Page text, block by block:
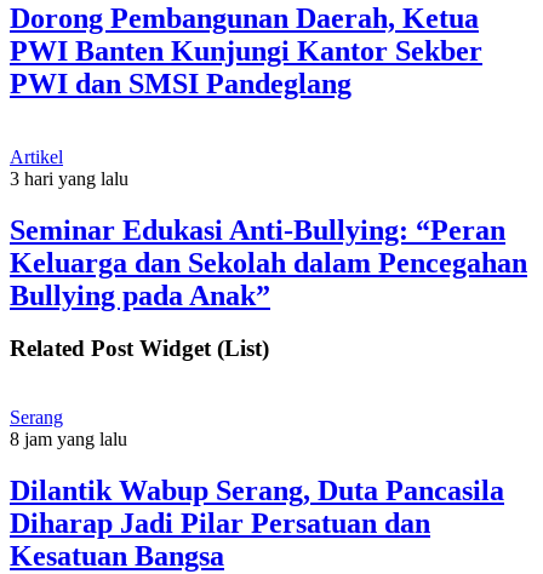
Dorong Pembangunan Daerah, Ketua
PWI Banten Kunjungi Kantor Sekber
PWI dan SMSI Pandeglang
Artikel
3 hari yang lalu
Seminar Edukasi Anti-Bullying: “Peran
Keluarga dan Sekolah dalam Pencegahan
Bullying pada Anak”
Related Post Widget (List)
Serang
8 jam yang lalu
Dilantik Wabup Serang, Duta Pancasila
Diharap Jadi Pilar Persatuan dan
Kesatuan Bangsa